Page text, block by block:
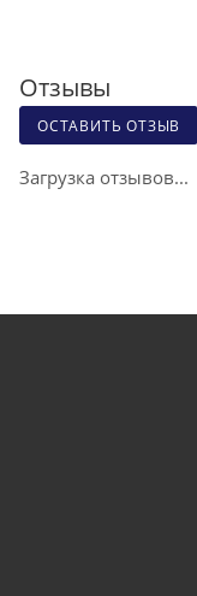
Отзывы
ОСТАВИТЬ ОТЗЫВ
Загрузка отзывов...